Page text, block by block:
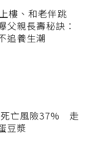
樓、和老伴跳
父親長壽秘訣：
追養生潮
死亡風險37% 走
豆漿